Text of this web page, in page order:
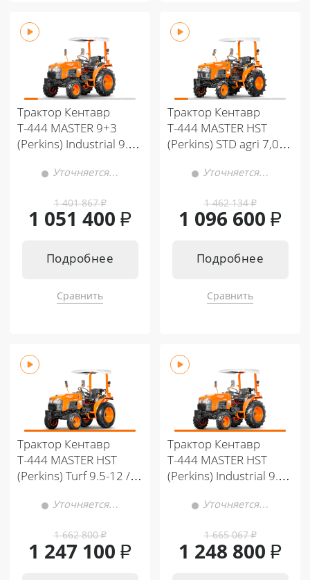
Трактор Кентавр
Т-444 MASTER 9+3
(Perkins) Industrial 9.5-
Уточняется…
1 401 867₽
1 051 400 ₽
Подробнее
Сравнить
Трактор Кентавр
Т-444 MASTER HST
(Perkins) STD agri 7,00-
Уточняется…
1 462 134₽
1 096 600 ₽
Подробнее
Сравнить
Трактор Кентавр
Т-444 MASTER HST
(Perkins) Turf 9.5-12 /
Уточняется…
1 662 800₽
1 247 100 ₽
Трактор Кентавр
Т-444 MASTER HST
(Perkins) Industrial 9.5-
Уточняется…
1 665 067₽
1 248 800 ₽